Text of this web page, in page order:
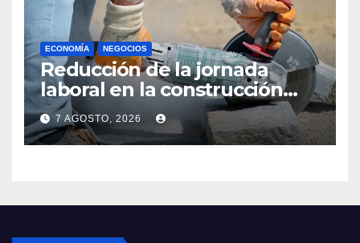
ECONOMÍA NEGOCIOS
Reducción de la jornada
laboral en la construcción
reaviva polémica entre
empresarios y sindicatos
7 AGOSTO, 2026